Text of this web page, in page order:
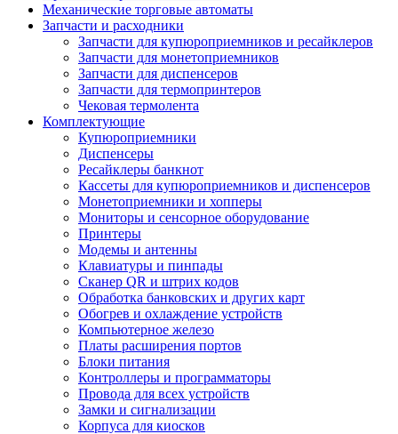
Механические торговые автоматы
Запчасти и расходники
Запчасти для купюроприемников и ресайклеров
Запчасти для монетоприемников
Запчасти для диспенсеров
Запчасти для термопринтеров
Чековая термолента
Комплектующие
Купюроприемники
Диспенсеры
Ресайклеры банкнот
Кассеты для купюроприемников и диспенсеров
Монетоприемники и хопперы
Мониторы и сенсорное оборудование
Принтеры
Модемы и антенны
Клавиатуры и пинпады
Сканер QR и штрих кодов
Обработка банковских и других карт
Обогрев и охлаждение устройств
Компьютерное железо
Платы расширения портов
Блоки питания
Контроллеры и программаторы
Провода для всех устройств
Замки и сигнализации
Корпуса для киосков